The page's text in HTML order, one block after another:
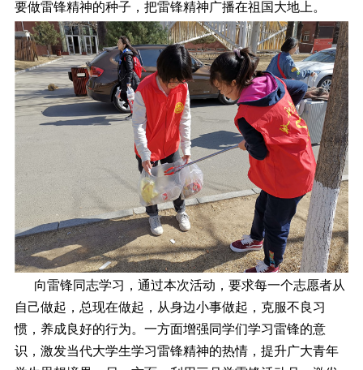
要做雷锋精神的种子，把雷锋精神广播在祖国大地上。
向雷锋同志学习，通过本次活动，要求每一个志愿者从
自己做起，总现在做起，从身边小事做起，克服不良习
惯，养成良好的行为。一方面增强同学们学习雷锋的意
识，激发当代大学生学习雷锋精神的热情，提升广大青年